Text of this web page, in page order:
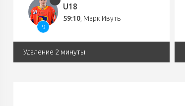
9
U18
59:10 Марк Ивуть
Удаление 2 минуты